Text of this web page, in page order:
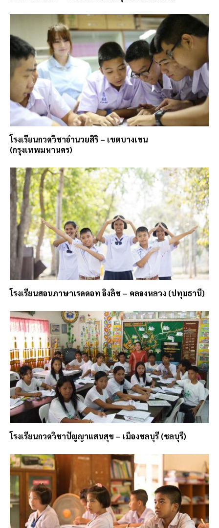
โรงเรียนกวดวิชาอำนวยสิริ – เขตบางเขน
(กรุงเทพมหานคร)
โรงเรียนสอนภาษาเรดดอท อิงลิช – คลองหลวง (ปทุมธานี)
โรงเรียนกวดวิชาปัญญาแสนสุข – เมืองชลบุรี (ชลบุรี)